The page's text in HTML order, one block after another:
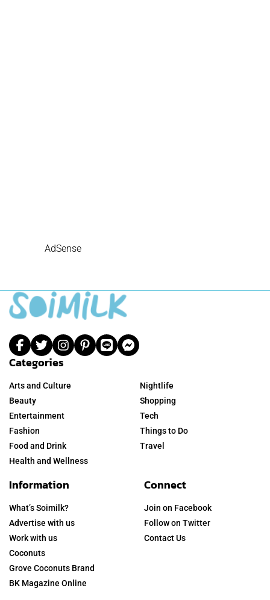
AdSense
Categories
Arts and Culture
Beauty
Entertainment
Fashion
Food and Drink
Health and Wellness
Nightlife
Shopping
Tech
Things to Do
Travel
Information
What’s Soimilk?
Advertise with us
Work with us
Coconuts
Grove Coconuts Brand
BK Magazine Online
Connect
Join on Facebook
Follow on Twitter
Contact Us